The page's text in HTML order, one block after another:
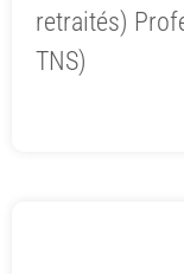
retraités)
TNS)